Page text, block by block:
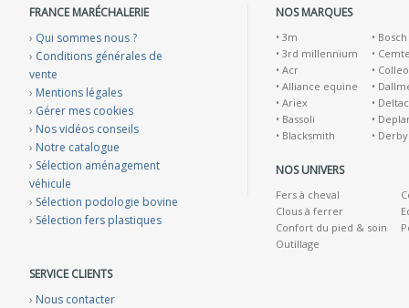
FRANCE MARÉCHALERIE
› Qui sommes nous ?
› Conditions générales de
vente
› Mentions légales
› Gérer mes cookies
› Nos vidéos conseils
› Notre catalogue
› Sélection aménagement
véhicule
› Sélection podologie bovine
› Sélection fers plastiques
SERVICE CLIENTS
› Nous contacter
NOS MARQUES
• 3m
• 3rd millennium
• Acr
• Alliance equine
• Ariex
• Bassoli
• Blacksmith
• Bosch
•
•
•
•
•
• Derby
NOS UNIVERS
Fers à cheval
Clous à ferrer
Confort du pied & soin
Outillage